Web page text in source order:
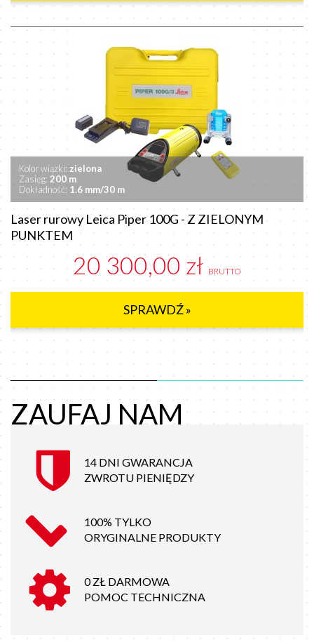
Kolor wiązki: zielona
Zasięg: 200 m
Dokładność: 1.6 mm/30 m
Laser rurowy Leica Piper 100G - Z ZIELONYM
PUNKTEM
20 300,00 zł BRUTTO
SPRAWDŹ »
ZAUFAJ NAM
14 DNI GWARANCJA
ZWROTU PIENIĘDZY
100% TYLKO
ORYGINALNE PRODUKTY
0 ZŁ DARMOWA
POMOC TECHNICZNA